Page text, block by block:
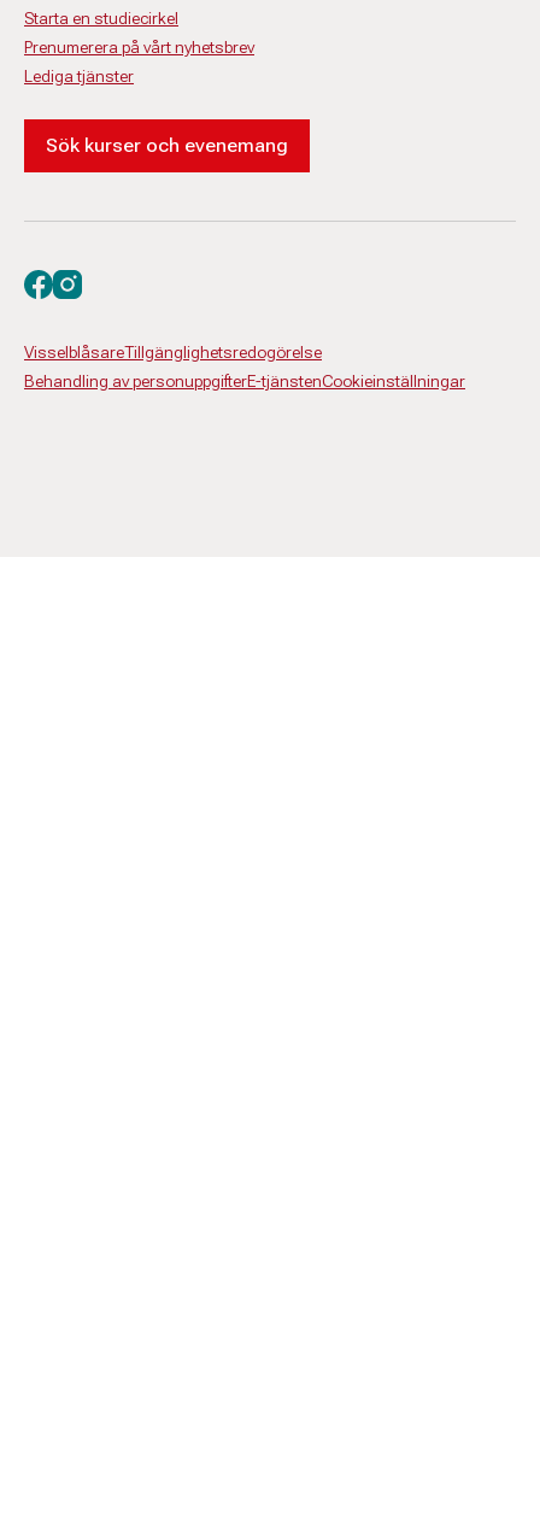
Starta en studiecirkel
Prenumerera på vårt nyhetsbrev
Lediga tjänster
Sök kurser och evenemang
VisselblåsareTillgänglighetsredogörelse
Behandling av personuppgifterE-tjänstenCookieinställningar
Besök oss på facebook
Besök oss på instagram